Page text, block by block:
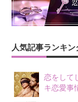
ゲ
ー
シ
ン
人気記事ランキン
恋をして
キ恋愛事